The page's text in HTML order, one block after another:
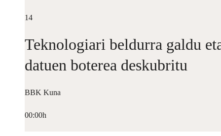
14
Teknologiari beldurra galdu
datuen boterea deskubritu
BBK Kuna
00:00h